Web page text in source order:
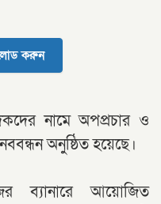
করুন
নামে অপপ্রচার ও
অনুষ্ঠিত হয়েছে।
ব্যানারে আয়োজিত